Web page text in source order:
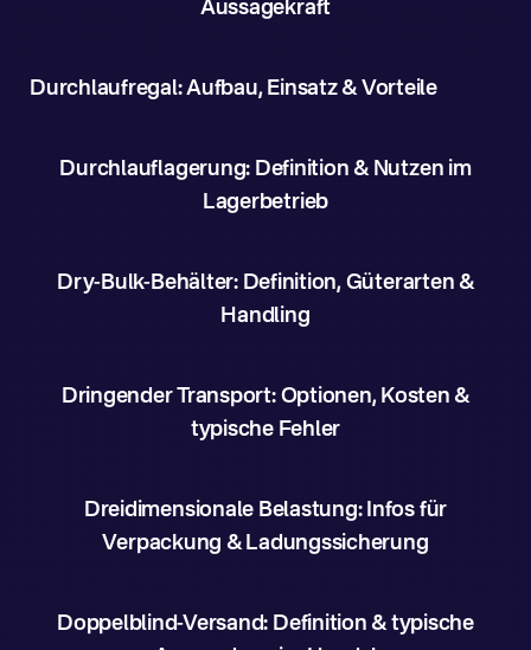
Aussagekraft
Durchlaufregal: Aufbau, Einsatz & Vorteile
Durchlauflagerung: Definition & Nutzen im
Lagerbetrieb
Dry-Bulk-Behälter: Definition, Güterarten &
Handling
Dringender Transport: Optionen, Kosten &
typische Fehler
Dreidimensionale Belastung: Infos für
Verpackung & Ladungssicherung
Doppelblind-Versand: Definition & typische